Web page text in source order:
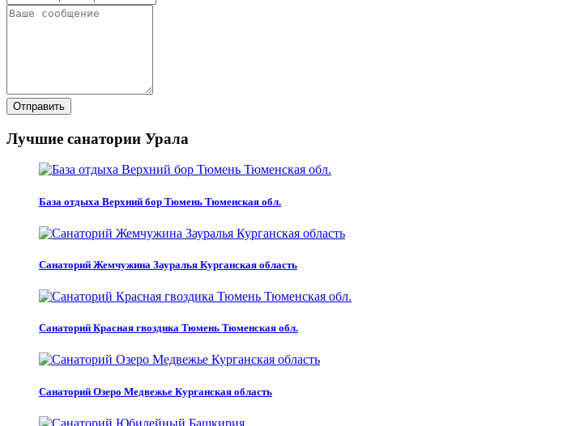
Отправить
Лучшие санатории Урала
База отдыха Верхний бор Тюмень Тюменская обл.
Санаторий Жемчужина Зауралья Курганская область
Санаторий Красная гвоздика Тюмень Тюменская обл.
Санаторий Озеро Медвежье Курганская область